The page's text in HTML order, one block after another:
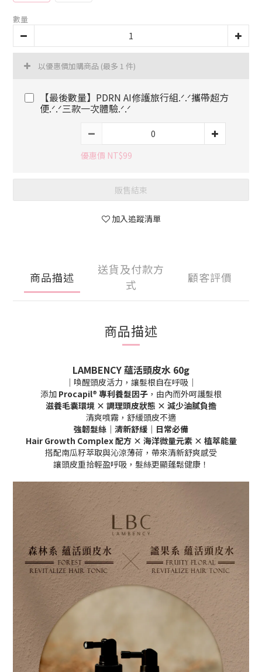
數量
以優惠價加購商品 (最多 1 件)
【最後數量】PDRN AI修護旅行組.ᐟ.ᐟ攜帶超方
便.ᐟ.ᐟ三款一次體驗.ᐟ.ᐟ
優惠價 NT$99
販售結束
加入追蹤清單
商品描述
送貨及付款方
式
顧客評價
商品描述
LAMBENCY 蘊活頭皮水 60g
｜喚醒頭皮活力，讓髮根自在呼吸｜
添加 Procapil® 專利養髮因子 ，由內而外呵護髮根
滋養毛囊環境 × 調理頭皮狀態 × 減少油膩負擔
清爽噴霧，舒緩頭皮不適
強韌髮絲｜清新舒緩｜日常必備
Hair Growth Complex 配方 × 海洋微量元素 × 植萃能量
搭配南瓜籽萃取與沁涼薄荷，帶來清新舒爽感受
讓頭皮重拾輕盈呼吸，髮絲更顯蓬鬆健康！